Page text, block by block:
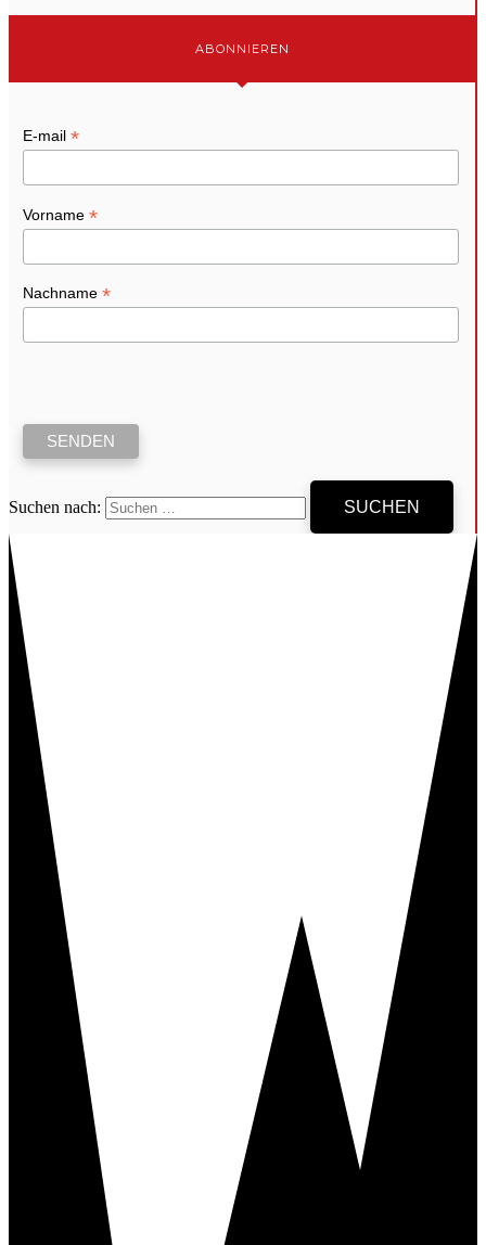
ABONNIEREN
E-mail *
Vorname *
Nachname *
Suchen nach: